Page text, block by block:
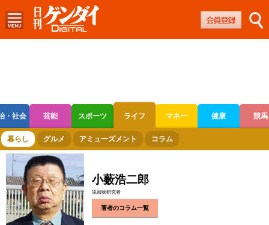
・社会 芸能 スポーツ ライフ マネー 健康 競馬
ボートレース 競輪 オートレース
暮らし グルメ アミューズメント コラム
小薮浩二郎
添加物研究者
著者のコラム一覧